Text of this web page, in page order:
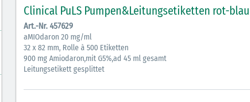
Clinical PuLS Pumpen&Leitungsetiketten rot-blau
Art.-Nr. 457629
aMIOdaron 20 mg/ml
32 x 82 mm, Rolle à 500 Etiketten
900 mg Amiodaron,mit G5%,ad 45 ml gesamt
Leitungsetikett gesplittet